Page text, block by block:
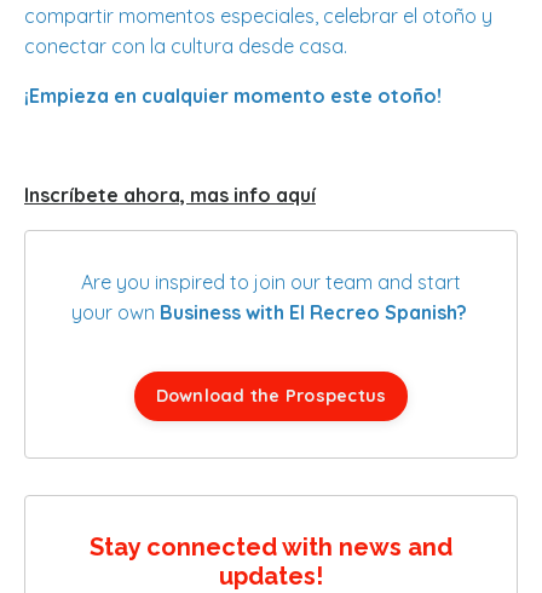
compartir momentos especiales, celebrar el otoño y
conectar con la cultura desde casa.
¡Empieza en cualquier momento este otoño!
Inscríbete ahora, mas info aquí
Are you inspired to join our team and start
your own Business with El Recreo Spanish?
Download the Prospectus
Stay connected with news and
updates!